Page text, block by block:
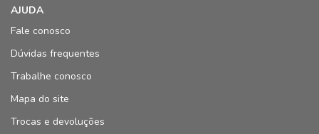
AJUDA
Fale conosco
Dúvidas frequentes
Trabalhe conosco
Mapa do site
Trocas e devoluções